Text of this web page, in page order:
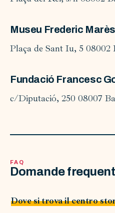
Museu Frederic Marès
Plaça de Sant Iu, 5 08002
Fundació Francesc
c/Diputació, 250 08007
FAQ
Domande
Dove si trova il centro